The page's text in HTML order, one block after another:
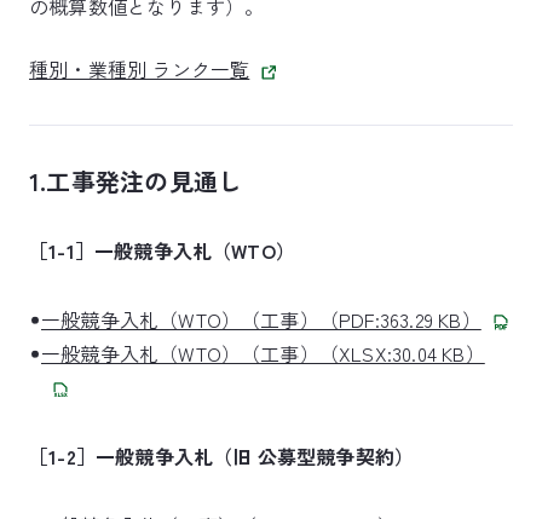
の概算数値となります）。
種別・業種別 ランク一覧
1.工事発注の見通し
［1-1］一般競争入札（WTO）
一般競争入札（WTO）（工事）（PDF:363.29 KB）
一般競争入札（WTO）（工事）（XLSX:30.04 KB）
［1-2］一般競争入札（旧 公募型競争契約）